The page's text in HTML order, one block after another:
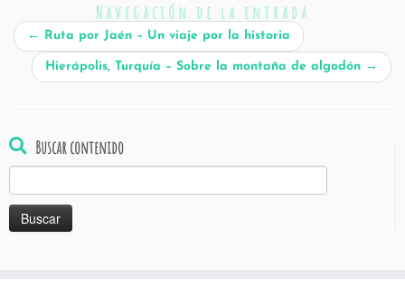
Navegación de la entrada
← Ruta por Jaén – Un viaje por la historia
Hierápolis, Turquía – Sobre la montaña de algodón →
Buscar contenido